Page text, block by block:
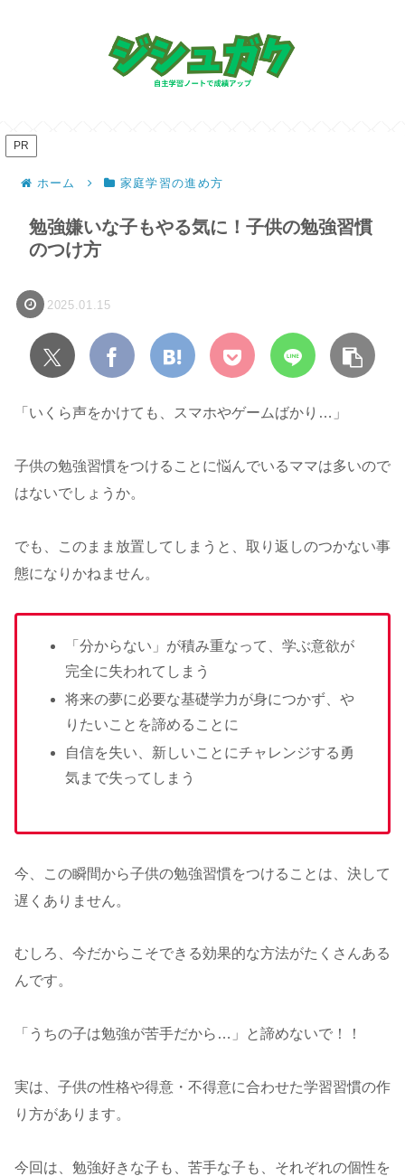
PR
ホーム 家庭学習の進め方
勉強嫌いな子もやる気に！子供の勉強習慣
のつけ方
2025.01.15
「いくら声をかけても、スマホやゲームばかり…」
子供の勉強習慣をつけることに悩んでいるママは多いので
はないでしょうか。
でも、このまま放置してしまうと、取り返しのつかない事
態になりかねません。
「分からない」が積み重なって、学ぶ意欲が
完全に失われてしまう
将来の夢に必要な基礎学力が身につかず、や
りたいことを諦めることに
自信を失い、新しいことにチャレンジする勇
気まで失ってしまう
今、この瞬間から子供の勉強習慣をつけることは、決して
遅くありません。
むしろ、今だからこそできる効果的な方法がたくさんある
んです。
「うちの子は勉強が苦手だから…」と諦めないで！！
実は、子供の性格や得意・不得意に合わせた学習習慣の作
り方があります。
今回は、勉強好きな子も、苦手な子も、それぞれの個性を